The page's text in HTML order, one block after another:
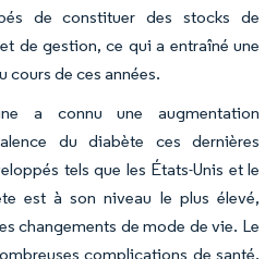
de constituer des stocks de
de gestion, ce qui a entraîné une
cours de ces années.
a connu une augmentation
du diabète ces dernières
tels que les États-Unis et le
est à son niveau le plus élevé,
changements de mode de vie. Le
complications de santé.